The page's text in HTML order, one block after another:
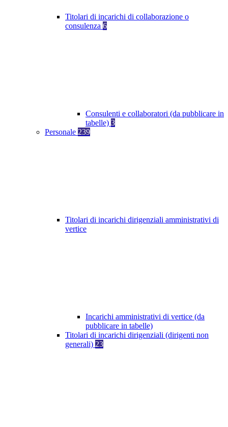
Titolari di incarichi di collaborazione o
consulenza 6
Consulenti e collaboratori (da pubblicare in
tabelle) 3
Personale 239
Titolari di incarichi dirigenziali amministrativi di
vertice
Incarichi amministrativi di vertice (da
pubblicare in tabelle)
Titolari di incarichi dirigenziali (dirigenti non
generali) 23